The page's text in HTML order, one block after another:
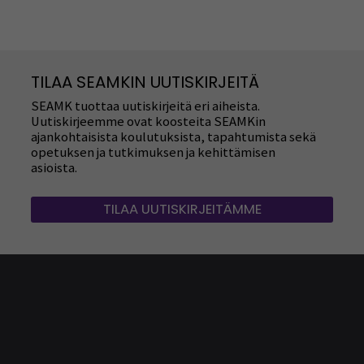
TILAA SEAMKIN UUTISKIRJEITÄ
SEAMK tuottaa uutiskirjeitä eri aiheista.
Uutiskirjeemme ovat koosteita SEAMKin
ajankohtaisista koulutuksista, tapahtumista sekä
opetuksen ja tutkimuksen ja kehittämisen
asioista.
TILAA UUTISKIRJEITÄMME